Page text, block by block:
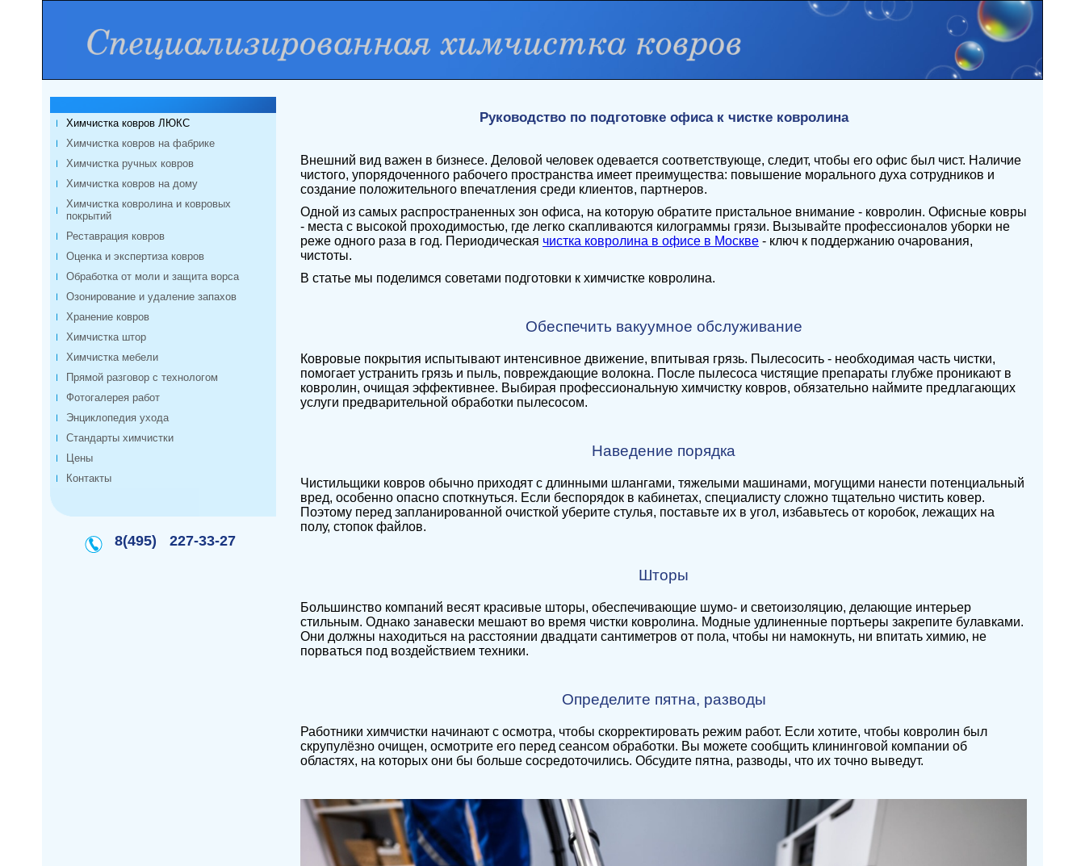
Химчистка ковров ЛЮКС
Химчистка ковров на фабрике
Химчистка ручных ковров
Химчистка ковров на дому
Химчистка ковролина и ковровых
покрытий
Реставрация ковров
Оценка и экспертиза ковров
Обработка от моли и защита ворса
Озонирование и удаление запахов
Хранение ковров
Химчистка штор
Химчистка мебели
Прямой разговор с технологом
Фотогалерея работ
Энциклопедия ухода
Стандарты химчистки
Цены
Контакты
8(495) 227-33-27
Руководство по подготовке офиса к чистке ковролина
Внешний вид важен в бизнесе. Деловой человек одевается соответствующе, следит, чтобы его офис был чист. Наличие
чистого, упорядоченного рабочего пространства имеет преимущества: повышение морального духа сотрудников и
создание положительного впечатления среди клиентов, партнеров.
Одной из самых распространенных зон офиса, на которую обратите пристальное внимание - ковролин. Офисные ковры
- места с высокой проходимостью, где легко скапливаются килограммы грязи. Вызывайте профессионалов уборки не
реже одного раза в год. Периодическая чистка ковролина в офисе в Москве - ключ к поддержанию очарования,
чистоты.
В статье мы поделимся советами подготовки к химчистке ковролина.
Обеспечить вакуумное обслуживание
Ковровые покрытия испытывают интенсивное движение, впитывая грязь. Пылесосить - необходимая часть чистки,
помогает устранить грязь и пыль, повреждающие волокна. После пылесоса чистящие препараты глубже проникают в
ковролин, очищая эффективнее. Выбирая профессиональную химчистку ковров, обязательно наймите предлагающих
услуги предварительной обработки пылесосом.
Наведение порядка
Чистильщики ковров обычно приходят с длинными шлангами, тяжелыми машинами, могущими нанести потенциальный
вред, особенно опасно споткнуться. Если беспорядок в кабинетах, специалисту сложно тщательно чистить ковер.
Поэтому перед запланированной очисткой уберите стулья, поставьте их в угол, избавьтесь от коробок, лежащих на
полу, стопок файлов.
Шторы
Большинство компаний весят красивые шторы, обеспечивающие шумо- и светоизоляцию, делающие интерьер
стильным. Однако занавески мешают во время чистки ковролина. Модные удлиненные портьеры закрепите булавками.
Они должны находиться на расстоянии двадцати сантиметров от пола, чтобы ни намокнуть, ни впитать химию, не
порваться под воздействием техники.
Определите пятна, разводы
Работники химчистки начинают с осмотра, чтобы скорректировать режим работ. Если хотите, чтобы ковролин был
скрупулёзно очищен, осмотрите его перед сеансом обработки. Вы можете сообщить клининговой компании об
областях, на которых они бы больше сосредоточились. Обсудите пятна, разводы, что их точно выведут.